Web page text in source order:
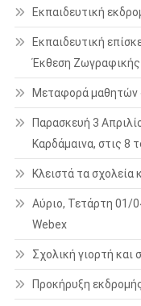
Εκπαιδευτική
Εκπαιδευτική
Έκθεση Ζωγραφικής
Μεταφορά μαθητών
Παρασκευή 3
Καρδάμαινα, στις 8
Κλειστά τα σχολεία
Αύριο, Τετάρτη 01/
Webex
Σχολική γιορτή
Προκήρυξη